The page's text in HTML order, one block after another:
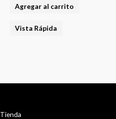
Agregar al carrito
Vista Rápida
Tienda